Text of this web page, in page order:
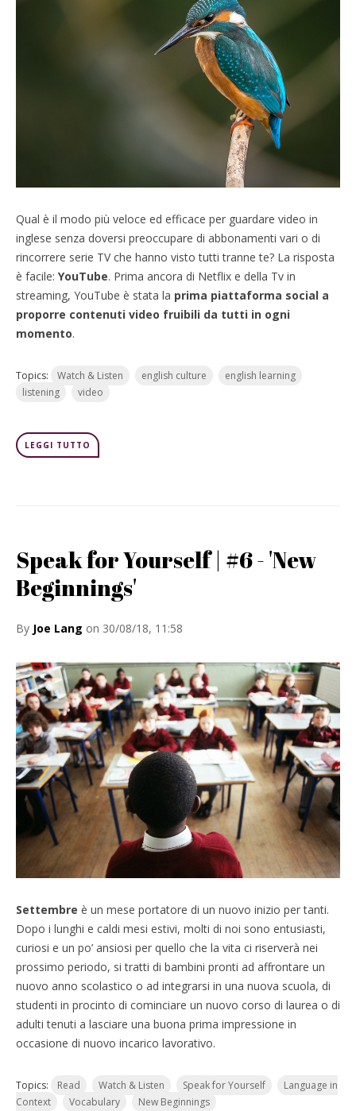
Qual è il modo più veloce ed efficace per guardare video in
inglese senza doversi preoccupare di abbonamenti vari o di
rincorrere serie TV che hanno visto tutti tranne te? La risposta
è facile: YouTube. Prima ancora di Netflix e della Tv in
streaming, YouTube è stata la prima piattaforma social a
proporre contenuti video fruibili da tutti in ogni
momento.
Topics: Watch & Listen english culture
english learning
listening
video
LEGGI TUTTO
Speak for Yourself | #6 - 'New
Beginnings'
By Joe Lang on 30/08/18, 11:58
Settembre è un mese portatore di un nuovo inizio per tanti.
Dopo i lunghi e caldi mesi estivi, molti di noi sono entusiasti,
curiosi e un po’ ansiosi per quello che la vita ci riserverà nei
prossimo periodo, si tratti di bambini pronti ad affrontare un
nuovo anno scolastico o ad integrarsi in una nuova scuola, di
studenti in procinto di cominciare un nuovo corso di laurea o di
adulti tenuti a lasciare una buona prima impressione in
occasione di nuovo incarico lavorativo.
Topics: Read Watch & Listen Speak for Yourself
Language in
Context
Vocabulary New Beginnings